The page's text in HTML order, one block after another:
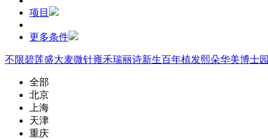
项目
更多条件
不限碧莲盛大麦微针雍禾瑞丽诗新生百年植发熙朵华美博士园
全部
北京
上海
天津
重庆